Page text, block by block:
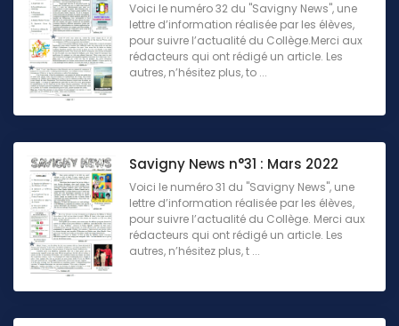
Voici le numéro 32 du "Savigny News", une
lettre d’information réalisée par les élèves,
pour suivre l’actualité du Collège.Merci aux
rédacteurs qui ont rédigé un article. Les
autres, n’hésitez plus, to ...
Savigny News n°31 : Mars 2022
Voici le numéro 31 du "Savigny News", une
lettre d’information réalisée par les élèves,
pour suivre l’actualité du Collège. Merci aux
rédacteurs qui ont rédigé un article. Les
autres, n’hésitez plus, t ...